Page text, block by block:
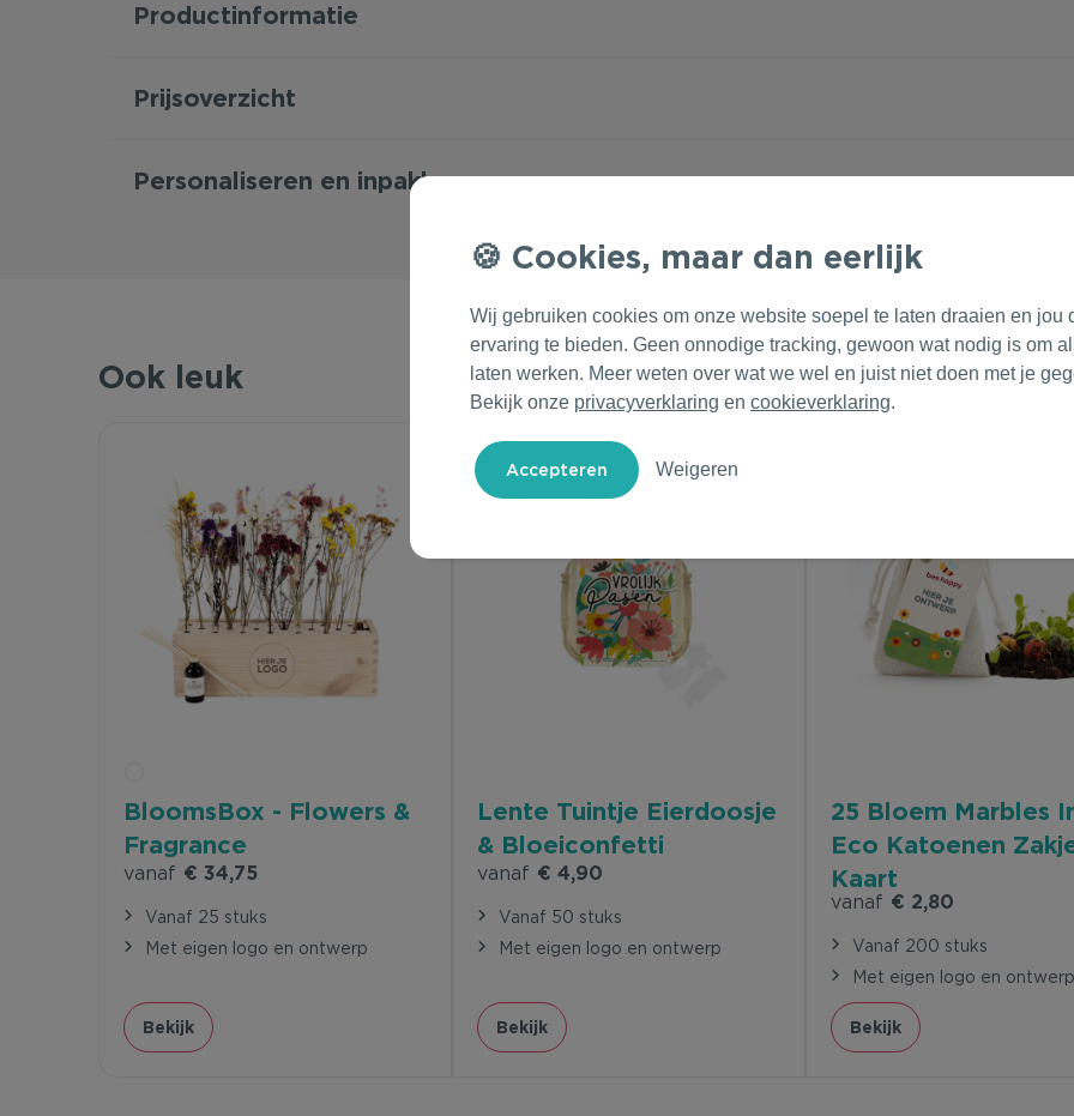
Productinformatie
Prijsoverzicht
Personaliseren en inpakken
Ook leuk
BloomsBox - Flowers &
Fragrance
vanaf € 34,75
Vanaf 25 stuks
Met eigen logo en ontwerp
Bekijk
Lente Tuintje Eierdoosje
& Bloeiconfetti
vanaf € 4,90
Vanaf 50 stuks
Met eigen logo en ontwerp
Bekijk
25 Bloem Marbles
Eco Katoenen
Kaart
vanaf € 2,80
Vanaf 200 stuks
Met eigen logo en ontwerp
Bekijk
Cookies, maar dan eerlijk
Wij gebruiken cookies om onze website soepel te laten draaien en jou
ervaring te bieden. Geen onnodige tracking, gewoon wat nodig is om
laten werken. Meer weten over wat we wel en juist niet doen met je
Bekijk onze privacyverklaring en cookieverklaring.
Weigeren